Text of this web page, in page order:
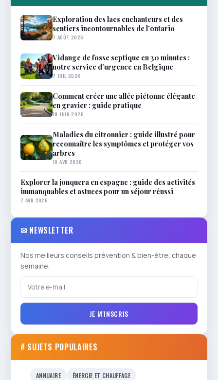
Exploration des lacs enchanteurs et des
sentiers incontournables de l’ontario
7 AOÛT 2026
Vidange de fosse septique en 30 minutes :
notre service d’urgence en Belgique
7 JUIL 2026
Comment créer une allée piétonne élégante
en gravier : guide pratique
19 JUIN 2026
Maladies du citronnier : guide illustré pour
reconnaître les symptômes et protéger vos
arbres
10 AVR 2026
Explorer la jonquera en espagne : guide des activités
immanquables et astuces pour un séjour réussi
7 AVR 2026
✉ NEWSLETTER
Nos meilleurs conseils prévention & bien-être, chaque
semaine.
JE M'INSCRIS
# SUJETS POPULAIRES
ANNUAIRE
ÉNERGIE ET CHAUFFAGE